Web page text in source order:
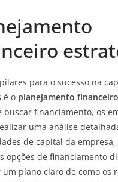
para o sucesso na
é o planejamento
buscar financiamento, os
uma análise
de capital da
opções de financiamento
plano claro de como os